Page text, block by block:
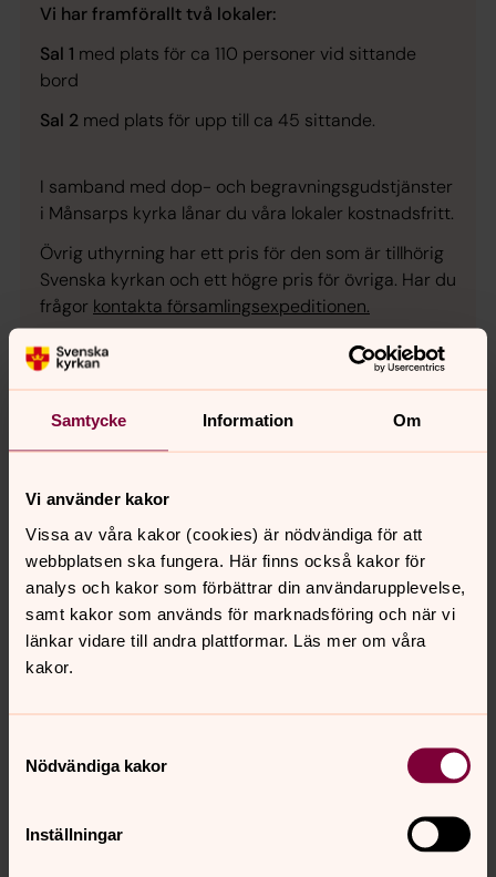
Samtycke Information Om
Vi använder kakor
Vissa av våra kakor (cookies) är nödvändiga för att
webbplatsen ska fungera. Här finns också kakor för
analys och kakor som förbättrar din användarupplevelse,
samt kakor som används för marknadsföring och när vi
länkar vidare till andra plattformar. Läs mer om våra
kakor.
Nödvändiga kakor
Inställningar
Vi har framförallt två lokaler:
Sal 1 med plats för ca 110 personer vid sittande
bord
Sal 2 med plats för upp till ca 45 sittande.
I samband med dop- och begravningsgudstjänster
i Månsarps kyrka lånar du våra lokaler kostnadsfritt.
Övrig uthyrning har ett pris för den som är tillhörig
Svenska kyrkan och ett högre pris för övriga. Har du
frågor kontakta församlingsexpeditionen.